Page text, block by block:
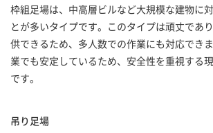
枠組足場は、中高層ビルなど大規模な建物に
とが多いタイプです。このタイプは頑丈であ
供できるため、多人数での作業にも対応でき
業でも安定しているため、安全性を重視する
です。
吊り足場